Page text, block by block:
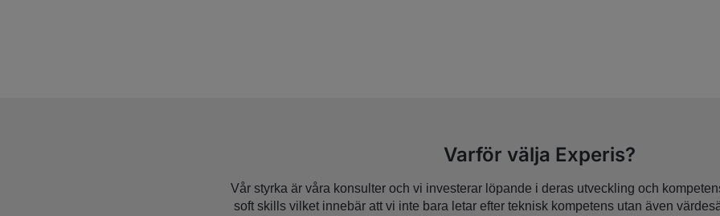
Varför välja Experis?
Vår styrka är våra konsulter och vi investerar löpande i deras utveckling och
soft skills vilket innebär att vi inte bara letar efter teknisk kompetens utan även